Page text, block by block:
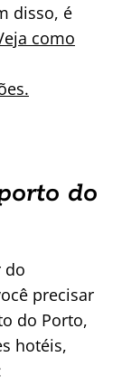
disso, é
como
do
do
precisar
do Porto,
hotéis,